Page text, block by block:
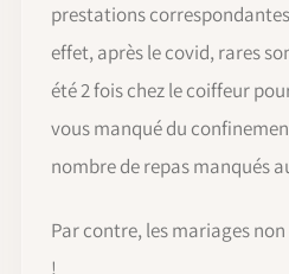
prestations
effet, après le covid, rares
été 2 fois chez le coiffeur
vous manqué du
nombre de repas manqués
Par contre, les mariages
!